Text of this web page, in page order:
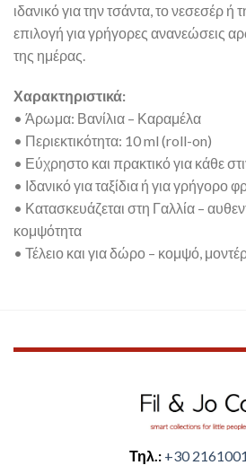
ιδανικό για την τσάντα, το νεσεσέρ ή
επιλογή για γρήγορες ανανεώσεις
της ημέρας.
Χαρακτηριστικά:
• Άρωμα: Βανίλια – Καραμέλα
• Περιεκτικότητα: 10 ml (roll-on)
• Εύχρηστο και πρακτικό για κάθε
• Ιδανικό για ταξίδια ή για γρήγορο
• Κατασκευάζεται στη Γαλλία –
κομψότητα
• Τέλειο και για δώρο – κομψό,
Τηλ.: +30